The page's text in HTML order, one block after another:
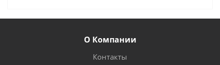
О Компании
Контакты